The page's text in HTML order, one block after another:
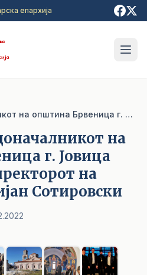
епархија
Cредба со градоначалникот на општина Брвеница г. Јовица Илиевски и директорот на КОВРЗГ г. Даријан Сотировски
на
г. Јовица
на
Сотировски